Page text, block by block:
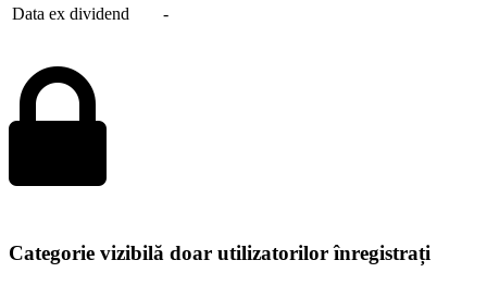
Data ex dividend
-
Categorie vizibilă doar utilizatorilor înregistrați